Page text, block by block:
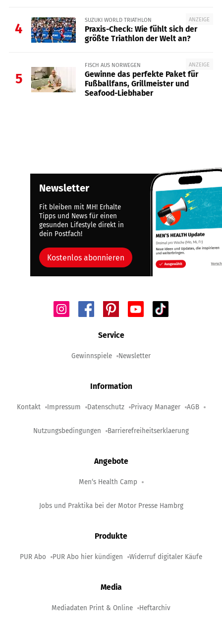
4
ANZEIGE
SUZUKI WORLD TRIATHLON
Praxis-Check: Wie fühlt sich der
größte Triathlon der Welt an?
5
ANZEIGE
FISCH AUS NORWEGEN
Gewinne das perfekte Paket für
Fußballfans, Grillmeister und
Seafood-Liebhaber
Newsletter
Fit bleiben mit MH! Erhalte
Tipps und News für einen
gesunden Lifestyle direkt in
dein Postfach!
Kostenlos abonnieren
Service
Gewinnspiele Newsletter
Information
Kontakt Impressum Datenschutz Privacy Manager AGB
Nutzungsbedingungen Barrierefreiheitserklaerung
Angebote
Men‘s Health Camp
Jobs und Praktika bei der Motor Presse Hambrg
Produkte
PUR Abo PUR Abo hier kündigen Widerruf digitaler Käufe
Media
Mediadaten Print & Online Heftarchiv